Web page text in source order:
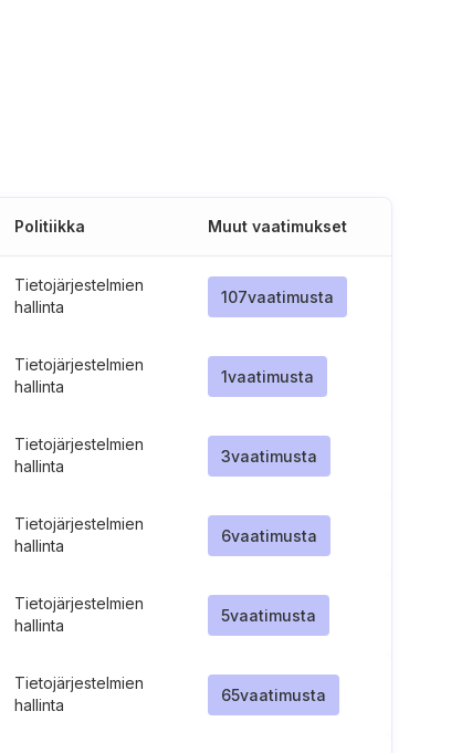
Politiikka Muut vaatimukset
Tietojärjestelmien
hallinta
107vaatimusta
Tietojärjestelmien
hallinta
1vaatimusta
Tietojärjestelmien
hallinta
3vaatimusta
Tietojärjestelmien
hallinta
6vaatimusta
Tietojärjestelmien
hallinta
5vaatimusta
Tietojärjestelmien
hallinta
65vaatimusta